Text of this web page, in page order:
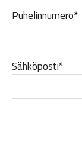
Puhelinnumero*
Sähköposti*